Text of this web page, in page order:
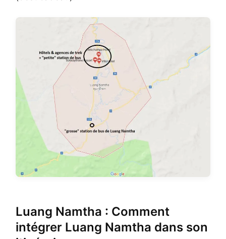
Luang Namtha : Comment
intégrer Luang Namtha dans son